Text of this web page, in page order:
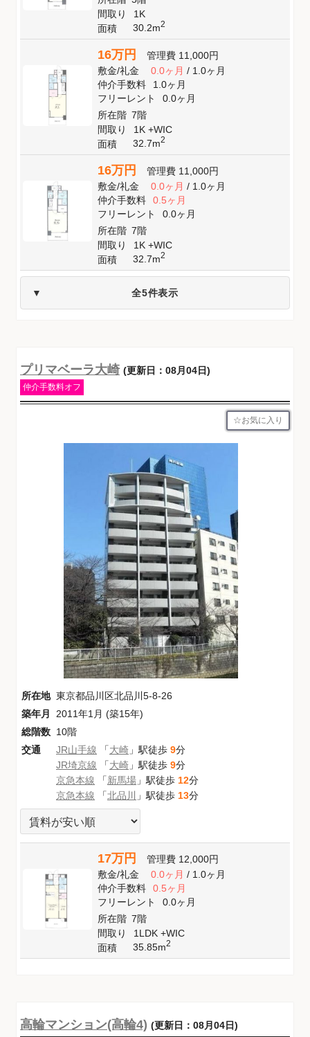
間取り
1K
面積
30.2m2
16万円 管理費 11,000円
敷金/礼金 0.0ヶ月/ 1.0ヶ月
仲介手数料
1.0ヶ月
フリーレント
0.0ヶ月
所在階 7階
間取り
1K +WIC
面積
32.7m2
16万円 管理費 11,000円
敷金/礼金 0.0ヶ月/ 1.0ヶ月
仲介手数料
0.5ヶ月
フリーレント
0.0ヶ月
所在階 7階
間取り
1K +WIC
面積
32.7m2
全5件表示
プリマベーラ大崎 (更新日：08月04日)
仲介手数料オフ
お気に入り
所在地 東京都品川区北品川5-8-26
築年月
2011年1月 (築15年)
総階数 10階
交通
JR山手線 「大崎 」駅徒歩 9分
JR埼京線 「大崎 」駅徒歩 9分
京急本線 「新馬場 」駅徒歩 12分
京急本線 「北品川 」駅徒歩 13分
17万円 管理費 12,000円
敷金/礼金 0.0ヶ月/ 1.0ヶ月
仲介手数料
0.5ヶ月
フリーレント
0.0ヶ月
所在階 7階
間取り
1LDK +WIC
面積
35.85m2
高輪マンション(高輪4) (更新日：08月04日)